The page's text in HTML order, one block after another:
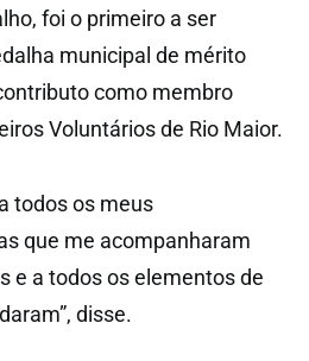
foi o primeiro a ser
municipal de mérito
como membro
Voluntários de Rio Maior.
todos os meus
que me acompanharam
e a todos os elementos de
disse.